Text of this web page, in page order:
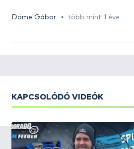
Döme Gábor több mint 1 éve
KAPCSOLÓDÓ VIDEÓK